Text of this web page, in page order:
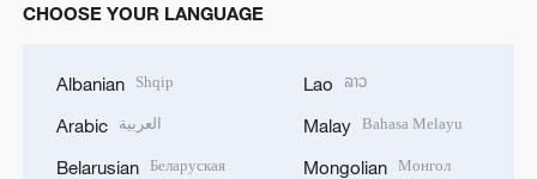
CHOOSE YOUR LANGUAGE
Albanian Shqip
Arabic العربية
Belarusian Беларуская
Lao ລາວ
Malay Bahasa Melayu
Mongolian Монгол